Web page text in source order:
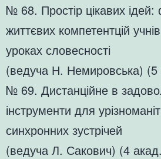
№ 68. Простір цікавих
життєвих компетентцій
уроках словесності
(ведуча Н. Немировська) (5
№ 69. Дистанційне в
інструменти для
синхронних зустрічей
(ведуча Л. Сакович) (4